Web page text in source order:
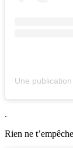
Une
.
Rien ne